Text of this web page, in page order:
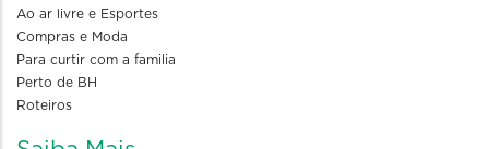
Ao ar livre e Esportes
Compras e Moda
Para curtir com a familia
Perto de BH
Roteiros